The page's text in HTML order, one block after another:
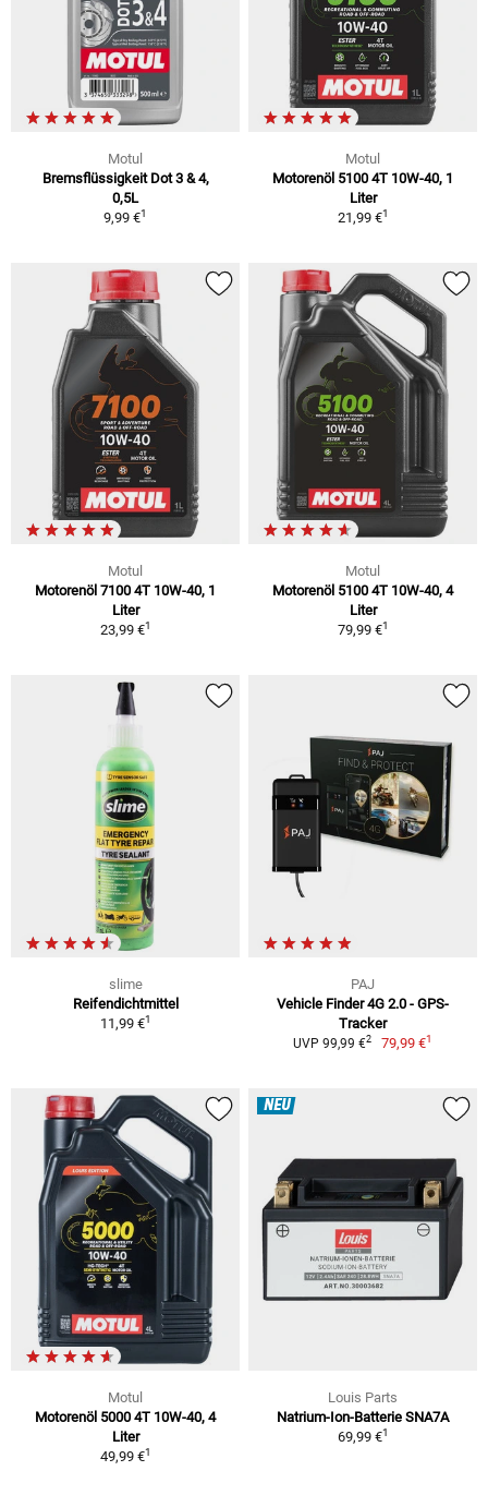
Motul
Bremsflüssigkeit Dot 3 & 4,
0,5L
9,99 €1
Motul
Motorenöl 5100 4T 10W-40, 1
Liter
21,99 €1
Motul
Motorenöl 7100 4T 10W-40, 1
Liter
23,99 €1
Motul
Motorenöl 5100 4T 10W-40, 4
Liter
79,99 €1
slime
Reifendichtmittel
11,99 €1
PAJ
Vehicle Finder 4G 2.0 - GPS-
Tracker
UVP 99,99 €2 79,99 €1
Motul
Motorenöl 5000 4T 10W-40, 4
Liter
49,99 €1
NEU
Louis Parts
Natrium-Ion-Batterie SNA7A
69,99 €1